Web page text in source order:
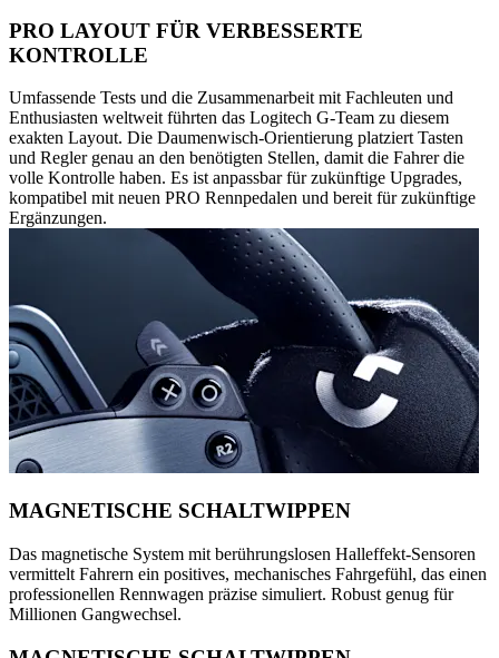
PRO LAYOUT FÜR VERBESSERTE
KONTROLLE
Umfassende Tests und die Zusammenarbeit mit Fachleuten und
Enthusiasten weltweit führten das Logitech G-Team zu diesem
exakten Layout. Die Daumenwisch-Orientierung platziert Tasten
und Regler genau an den benötigten Stellen, damit die Fahrer die
volle Kontrolle haben. Es ist anpassbar für zukünftige Upgrades,
kompatibel mit neuen PRO Rennpedalen und bereit für zukünftige
Ergänzungen.
MAGNETISCHE SCHALTWIPPEN
Das magnetische System mit berührungslosen Halleffekt-Sensoren
vermittelt Fahrern ein positives, mechanisches Fahrgefühl, das einen
professionellen Rennwagen präzise simuliert. Robust genug für
Millionen Gangwechsel.